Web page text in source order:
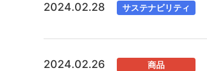
2024.02.28 サステナビリティ
2024.02.26 商品